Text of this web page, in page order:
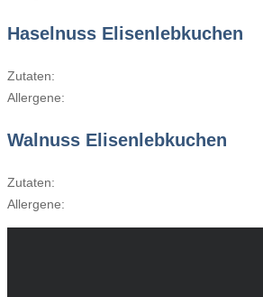
Haselnuss Elisenlebkuchen
Zutaten:
Allergene:
Walnuss Elisenlebkuchen
Zutaten:
Allergene: